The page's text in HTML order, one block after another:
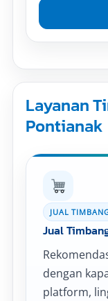
Layanan
Pontianak
JUAL
Jual
dengan
platform,